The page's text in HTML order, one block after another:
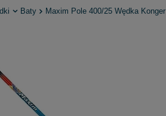
Baty Maxim Pole 400/25 Wędka Konger